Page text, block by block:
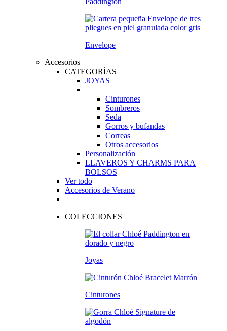
Envelope
Accesorios
CATEGORÍAS
JOYAS
Cinturones
Sombreros
Seda
Gorros y bufandas
Correas
Otros accesorios
Personalización
LLAVEROS Y CHARMS PARA
BOLSOS
Ver todo
Accesorios de Verano
COLECCIONES
Joyas
Cinturones